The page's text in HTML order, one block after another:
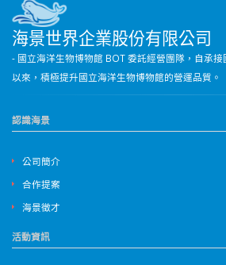
海景世界企業股份有限公司
- 國立海洋生物博物館 BOT 委託經營團隊，自承
以來，積極提升國立海洋生物博物館的營運品質。
認識海景
公司簡介
合作提案
海景徵才
活動資訊